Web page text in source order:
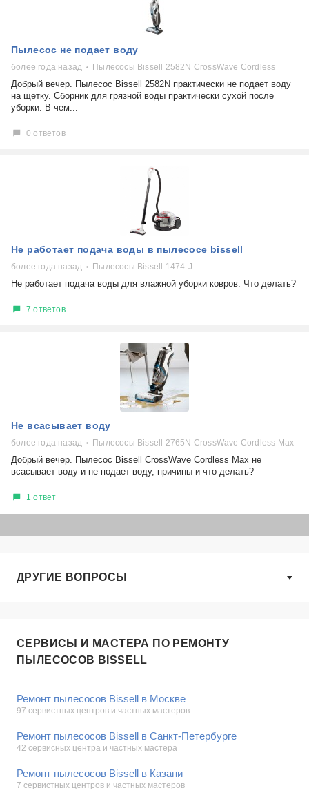
Пылесос не подает воду
более года назад Пылесосы Bissell 2582N CrossWave Cordless
Добрый вечер. Пылесос Bissell 2582N практически не подает воду
на щетку. Сборник для грязной воды практически сухой после
уборки. В чем...
0 ответов
Не работает подача воды в пылесосе bissell
более года назад Пылесосы Bissell 1474-J
Не работает подача воды для влажной уборки ковров. Что делать?
7 ответов
Не всасывает воду
более года назад Пылесосы Bissell 2765N CrossWave Cordless Max
Добрый вечер. Пылесос Bissell CrossWave Cordless Max не
всасывает воду и не подает воду, причины и что делать?
1 ответ
ДРУГИЕ ВОПРОСЫ
СЕРВИСЫ И МАСТЕРА ПО РЕМОНТУ
ПЫЛЕСОСОВ BISSELL
Ремонт пылесосов Bissell в Москве
97 сервистных центров и частных мастеров
Ремонт пылесосов Bissell в Санкт-Петербурге
42 сервисных центра и частных мастера
Ремонт пылесосов Bissell в Казани
7 сервистных центров и частных мастеров